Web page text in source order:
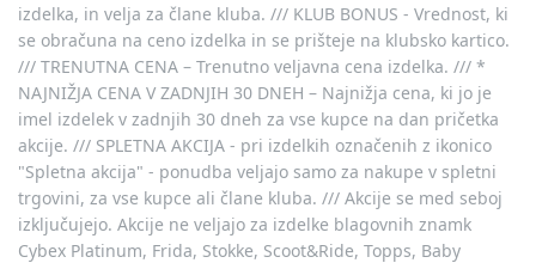
izdelka, in velja za člane kluba. /// KLUB BONUS - Vrednost, ki
se obračuna na ceno izdelka in se prišteje na klubsko kartico.
/// TRENUTNA CENA – Trenutno veljavna cena izdelka. /// *
NAJNIŽJA CENA V ZADNJIH 30 DNEH – Najnižja cena, ki jo je
imel izdelek v zadnjih 30 dneh za vse kupce na dan pričetka
akcije. /// SPLETNA AKCIJA - pri izdelkih označenih z ikonico
"Spletna akcija" - ponudba veljajo samo za nakupe v spletni
trgovini, za vse kupce ali člane kluba. /// Akcije se med seboj
izključujejo. Akcije ne veljajo za izdelke blagovnih znamk
Cybex Platinum, Frida, Stokke, Scoot&Ride, Topps, Baby